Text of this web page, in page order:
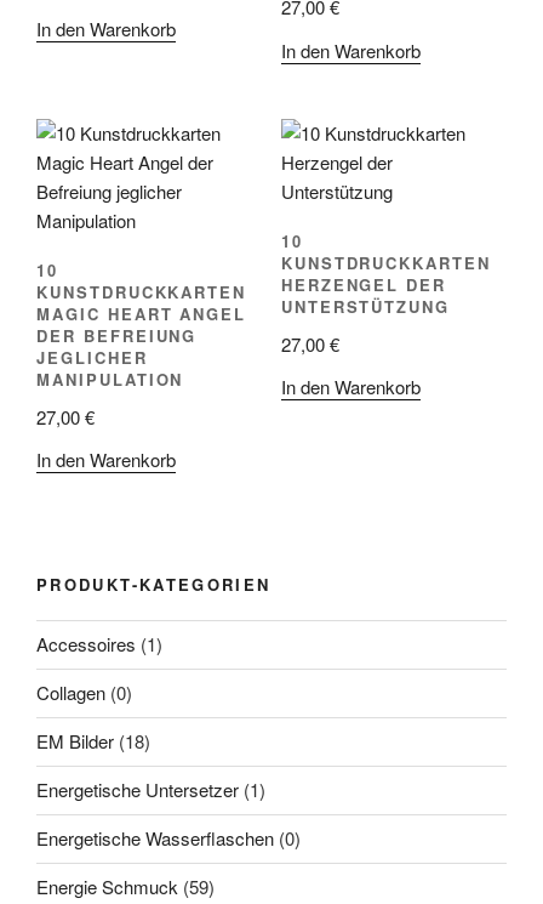
In den Warenkorb
27,00€
In den Warenkorb
10
KUNSTDRUCKKARTEN
MAGIC HEART ANGEL
DER BEFREIUNG
JEGLICHER
MANIPULATION
27,00€
In den Warenkorb
10
KUNSTDRUCKKARTEN
HERZENGEL DER
UNTERSTÜTZUNG
27,00€
In den Warenkorb
PRODUKT-KATEGORIEN
Accessoires (1)
Collagen (0)
EM Bilder (18)
Energetische Untersetzer (1)
Energetische Wasserflaschen (0)
Energie Schmuck (59)